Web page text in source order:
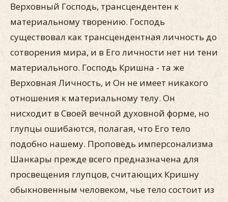
Верховный Господь, трансцендентен к
материальному творению. Господь
существовал как трансцендентная личность до
сотворения мира, и в Его личности нет ни тени
материального. Господь Кришна - та же
Верховная Личность, и Он не имеет никакого
отношения к материальному телу. Он
нисходит в Своей вечной духовной форме, но
глупцы ошибаются, полагая, что Его тело
подобно нашему. Проповедь имперсонализма
Шанкары прежде всего предназначена для
просвещения глупцов, считающих Кришну
обыкновенным человеком, чье тело состоит из